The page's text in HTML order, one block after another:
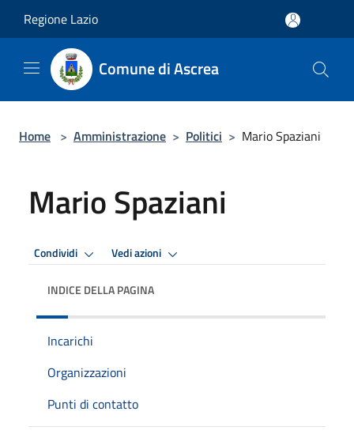
Regione Lazio
Comune di Ascrea
Home > Amministrazione > Politici > Mario Spaziani
Mario Spaziani
Condividi Vedi azioni
INDICE DELLA PAGINA
Incarichi
Organizzazioni
Punti di contatto